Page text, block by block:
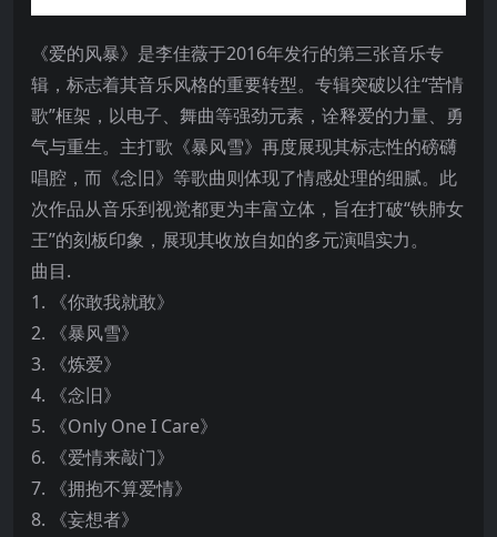
《爱的风暴》是李佳薇于2016年发行的第三张音乐专
辑，标志着其音乐风格的重要转型。专辑突破以往“苦情
歌”框架，以电子、舞曲等强劲元素，诠释爱的力量、勇
气与重生。主打歌《暴风雪》再度展现其标志性的磅礴
唱腔，而《念旧》等歌曲则体现了情感处理的细腻。此
次作品从音乐到视觉都更为丰富立体，旨在打破“铁肺女
王”的刻板印象，展现其收放自如的多元演唱实力。
曲目.
1. 《你敢我就敢》
2. 《暴风雪》
3. 《炼爱》
4. 《念旧》
5. 《Only One I Care》
6. 《爱情来敲门》
7. 《拥抱不算爱情》
8. 《妄想者》